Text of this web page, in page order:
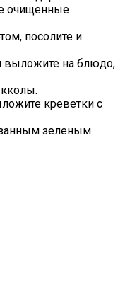
очищенные
посолите и
выложите на блюдо,
креветки с
зеленым